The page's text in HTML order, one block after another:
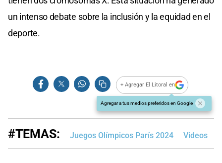
un intenso debate sobre la inclusión y la equidad en el
deporte.
+ Agregar El Litoral en
Agregar a tus medios preferidos en Google
#TEMAS: Juegos Olímpicos París 2024 Videos